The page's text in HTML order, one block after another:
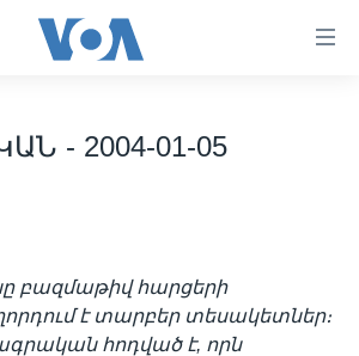
- 2004-01-05
բազմաթիվ հարցերի
է տարբեր տեսակետներ։
հոդված է, որն